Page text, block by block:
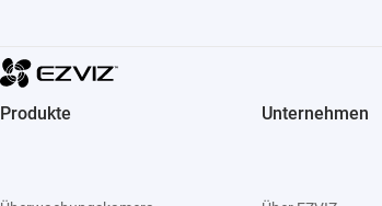
Produkte Unternehmen